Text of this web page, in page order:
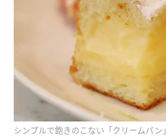
シンプルで飽きのこない「クリームパン」